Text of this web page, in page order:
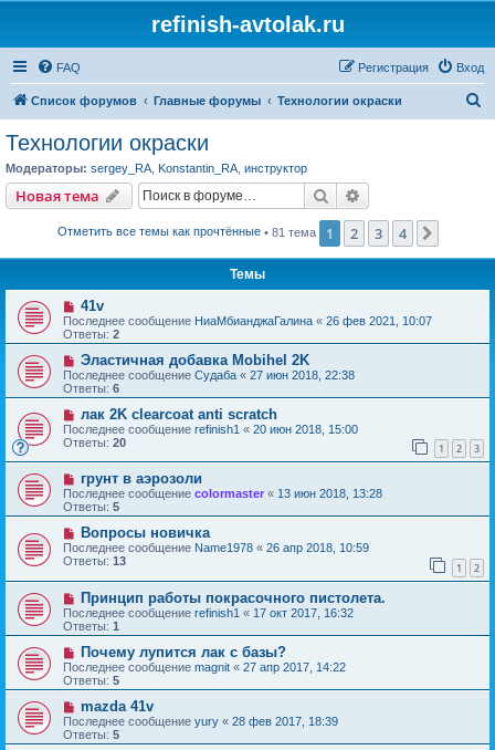
refinish-avtolak.ru
FAQ Вход
Регистрация
Список форумов Главные форумы Технологии окраски
Технологии окраски
Модераторы: sergey_RA Konstantin_RA инструктор
Новая тема Поиск
Отметить все темы как прочтённые• 81 тема 1 2 3 4
Темы
41v
Последнее сообщение НиаМбианджаГалина « 26 фев 2021, 10:07
Ответы: 2
Эластичная добавка Mobihel 2K
Последнее сообщение Судаба « 27 июн 2018, 22:38
Ответы: 6
лак 2K clearcoat anti scratch
Последнее сообщение refinish1 « 20 июн 2018, 15:00
Ответы: 20 1 2 3
грунт в аэрозоли
Последнее сообщение colormaster « 13 июн 2018, 13:28
Ответы: 5
Вопросы новичка
Последнее сообщение Name1978 « 26 апр 2018, 10:59
Ответы: 13 1 2
Принцип работы покрасочного пистолета.
Последнее сообщение refinish1 « 17 окт 2017, 16:32
Ответы: 1
Почему лупится лак с базы?
Последнее сообщение magnit « 27 апр 2017, 14:22
Ответы: 5
mazda 41v
Последнее сообщение yury « 28 фев 2017, 18:39
Ответы: 5